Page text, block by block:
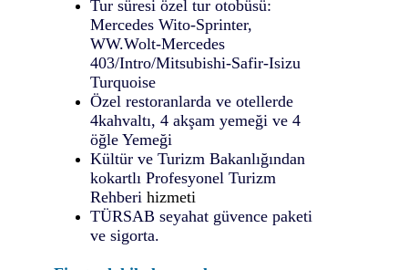
Tur süresi özel tur otobüsü:
Mercedes Wito-Sprinter,
WW.Wolt-Mercedes
403/Intro/Mitsubishi-Safir-Isizu
Turquoise
Özel restoranlarda ve otellerde
4kahvaltı, 4 akşam yemeği ve 4
öğle Yemeği
Kültür ve Turizm Bakanlığından
kokartlı Profesyonel Turizm
Rehberi hizmeti
TÜRSAB seyahat güvence paketi
ve sigorta.